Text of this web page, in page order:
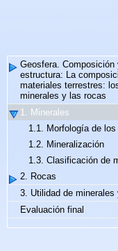
Geosfera. Composición
estructura: La
materiales terrestres:
minerales y las rocas
1. Minerales
1.1. Morfología de los
1.2. Mineralización
1.3. Clasificación de
2. Rocas
3. Utilidad de minerales
Evaluación final